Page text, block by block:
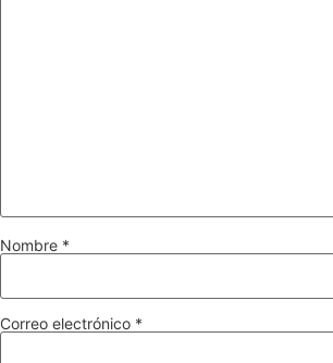
Nombre *
Correo electrónico *